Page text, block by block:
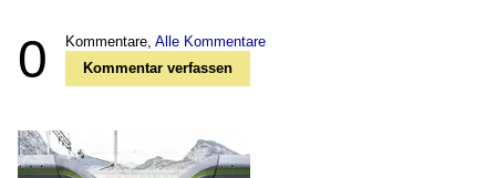
0 Kommentare, Alle Kommentare
Kommentar verfassen